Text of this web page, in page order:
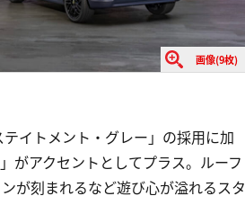
画像(9枚)
イトメント・グレー」の採用に加
がアクセントとしてプラス。ルーフ
が刻まれるなど遊び心が溢れるスタ